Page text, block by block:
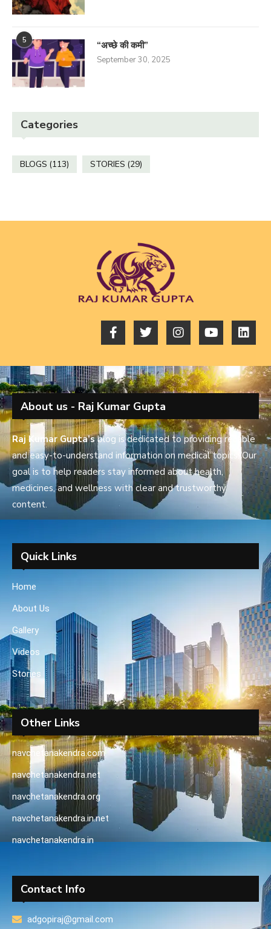
5 “अच्छे की कमी”
September 30, 2025
Categories
BLOGS (113) STORIES (29)
About us - Raj Kumar Gupta
Raj Kumar Gupta’sblog is dedicated to providing reliable
and easy-to-understand information on medical topics. Our
goal is to help readers stay informed about health,
medicines, and wellness with clear and trustworthy
content.
Quick Links
Home
About Us
Gallery
Videos
Stories
Other Links
navchetanakendra.com
navchetanakendra.net
navchetanakendra.org
navchetanakendra.in.net
navchetanakendra.in
Contact Info
adgopiraj@gmail.com